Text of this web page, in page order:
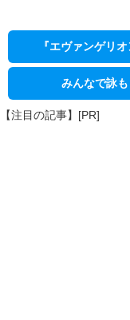
『エヴァンゲリ
みんなで詠
【注目の記事】[PR]